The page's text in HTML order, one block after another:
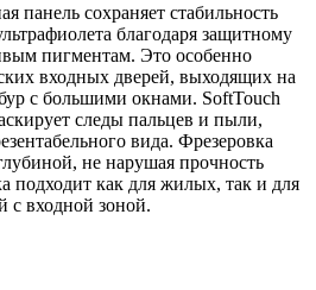
панель сохраняет стабильность
благодаря защитному
пигментам. Это особенно
входных дверей, выходящих на
с большими окнами. SoftTouch
следы пальцев и пыли,
вида. Фрезеровка
не нарушая прочность
подходит как для жилых, так и для
с входной зоной.